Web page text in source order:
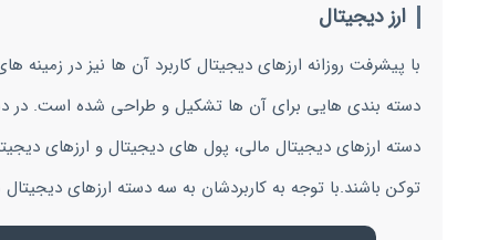
ارز دیجیتال
با پیشرفت روزانه ارزهای دیجیتال کاربرد آن ها نیز در
دسته بندی هایی برای آن ها تشکیل و طراحی شده است. در
دسته ارزهای دیجیتال مالی، پول های دیجیتال و ارزهای
توکن باشند.با توجه به کاربردشان به سه دسته ارزهای